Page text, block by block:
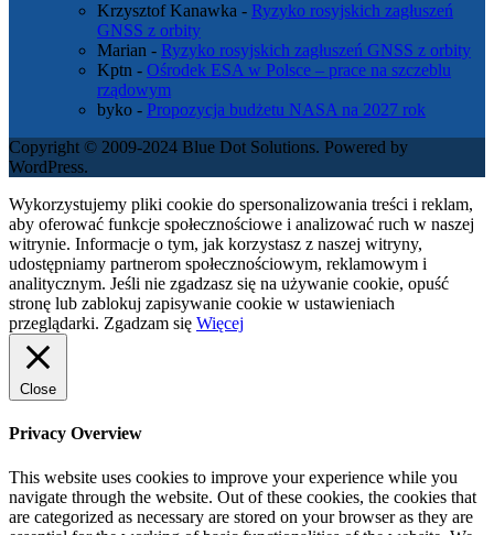
Krzysztof Kanawka - Ryzyko rosyjskich zagłuszeń
GNSS z orbity
Marian - Ryzyko rosyjskich zagłuszeń GNSS z orbity
Kptn - Ośrodek ESA w Polsce – prace na szczeblu
rządowym
byko - Propozycja budżetu NASA na 2027 rok
Copyright © 2009-2024 Blue Dot Solutions. Powered by
WordPress.
Wykorzystujemy pliki cookie do spersonalizowania treści i reklam,
aby oferować funkcje społecznościowe i analizować ruch w naszej
witrynie. Informacje o tym, jak korzystasz z naszej witryny,
udostępniamy partnerom społecznościowym, reklamowym i
analitycznym. Jeśli nie zgadzasz się na używanie cookie, opuść
stronę lub zablokuj zapisywanie cookie w ustawieniach
przeglądarki. Zgadzam się Więcej
Close
Privacy Overview
This website uses cookies to improve your experience while you
navigate through the website. Out of these cookies, the cookies that
are categorized as necessary are stored on your browser as they are